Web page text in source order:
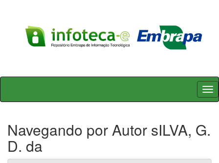
Skip
Navegando por Autor sILVA, G.
D. da